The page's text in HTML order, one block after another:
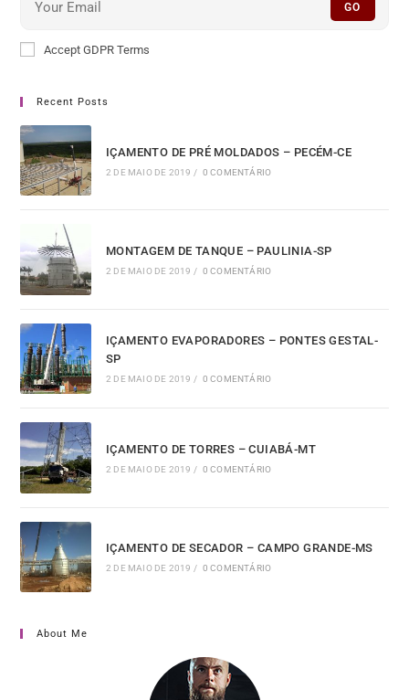
GO
Accept GDPR Terms
Recent Posts
IÇAMENTO DE PRÉ MOLDADOS – PECÉM-CE
2 DE MAIO DE 2019 / 0 COMENTÁRIO
MONTAGEM DE TANQUE – PAULINIA-SP
2 DE MAIO DE 2019 / 0 COMENTÁRIO
IÇAMENTO EVAPORADORES – PONTES GESTAL-
SP
2 DE MAIO DE 2019 / 0 COMENTÁRIO
IÇAMENTO DE TORRES – CUIABÁ-MT
2 DE MAIO DE 2019 / 0 COMENTÁRIO
IÇAMENTO DE SECADOR – CAMPO GRANDE-MS
2 DE MAIO DE 2019 / 0 COMENTÁRIO
About Me